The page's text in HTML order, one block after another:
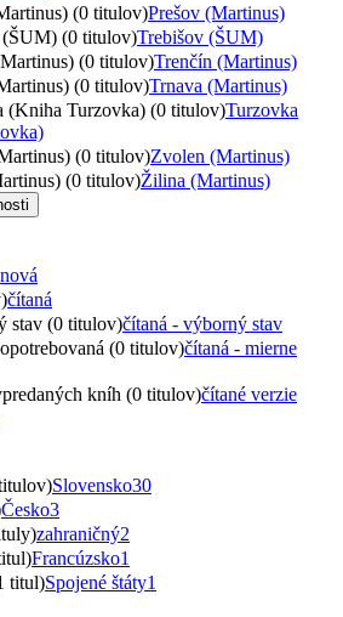
(0 titulov)Prešov (Martinus)
(ŠUM) (0 titulov)Trebišov (ŠUM)
(0 titulov)Trenčín (Martinus)
(0 titulov)Trnava (Martinus)
(Kniha Turzovka) (0 titulov)Turzovka
(0 titulov)Zvolen (Martinus)
(0 titulov)Žilina (Martinus)
nová
čítaná
stav (0 titulov)čítaná - výborný stav
(0 titulov)čítaná - mierne
kníh (0 titulov)čítané verzie
Slovensko30
Česko3
zahraničný2
Francúzsko1
titul)Spojené štáty1